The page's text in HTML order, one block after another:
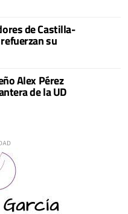
de Castilla-
su
Alex Pérez
de la UD